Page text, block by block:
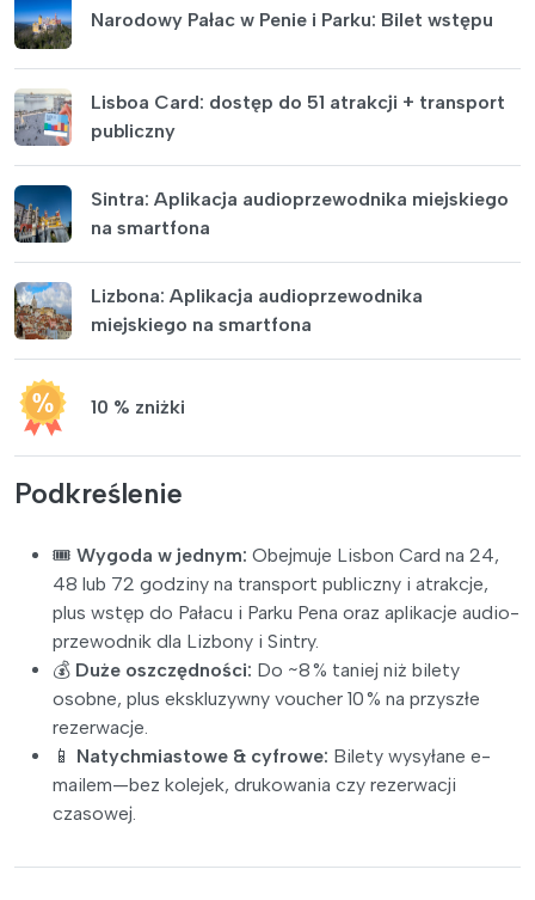
Narodowy Pałac w Penie i Parku: Bilet wstępu
Lisboa Card: dostęp do 51 atrakcji + transport
publiczny
Sintra: Aplikacja audioprzewodnika miejskiego
na smartfona
Lizbona: Aplikacja audioprzewodnika
miejskiego na smartfona
10 % zniżki
Podkreślenie
🎟️ Wygoda w jednym: Obejmuje Lisbon Card na 24,
48 lub 72 godziny na transport publiczny i atrakcje,
plus wstęp do Pałacu i Parku Pena oraz aplikacje audio-
przewodnik dla Lizbony i Sintry.
💰 Duże oszczędności: Do ~8 % taniej niż bilety
osobne, plus ekskluzywny voucher 10 % na przyszłe
rezerwacje.
📱 Natychmiastowe & cyfrowe: Bilety wysyłane e-
mailem—bez kolejek, drukowania czy rezerwacji
czasowej.